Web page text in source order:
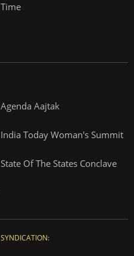
Time
Agenda Aajtak
India Today Woman's Summit
State Of The States Conclave
SYNDICATION: